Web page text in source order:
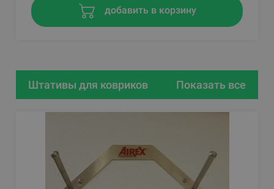
добавить в корзину
Штативы для ковриков Показать все